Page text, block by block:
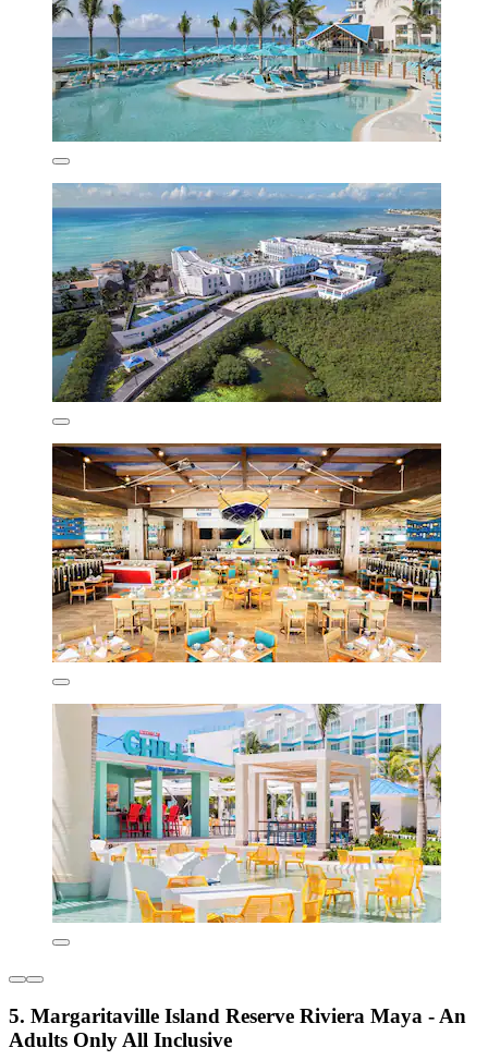
5. Margaritaville Island Reserve Riviera Maya - An
Adults Only All Inclusive